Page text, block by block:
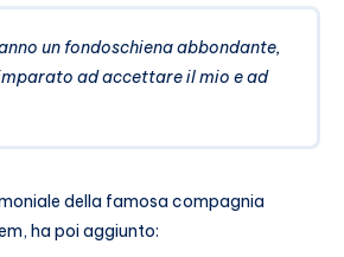
un fondoschiena abbondante,
ad accettare il mio e ad
della famosa compagnia
ha poi aggiunto: